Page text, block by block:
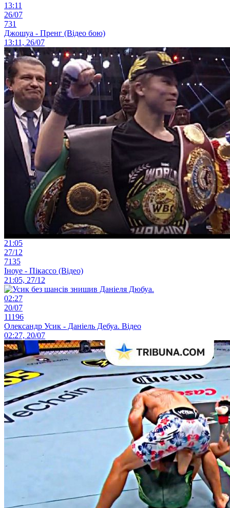
13:11
26/07
731
Джошуа - Пренг (Відео бою)
13:11, 26/07
21:05
27/12
7135
Іноуе - Пікассо (Відео)
21:05, 27/12
02:27
20/07
11196
Олександр Усик - Даніель Дебуа. Відео
02:27, 20/07